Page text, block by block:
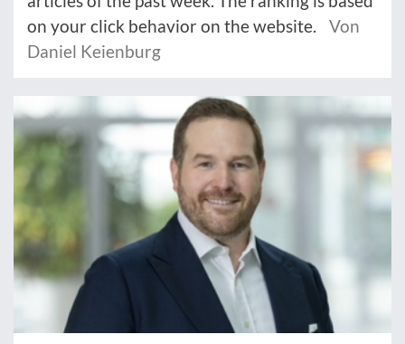
on your click behavior on the website.
Von
Daniel Keienburg